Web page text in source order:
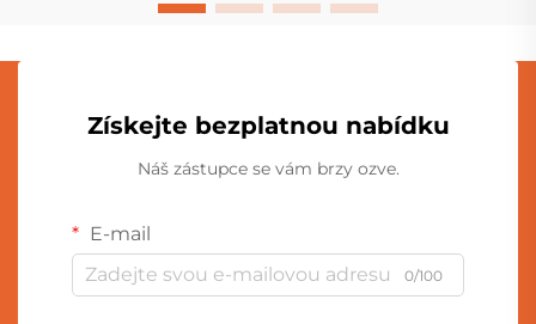
Získejte bezplatnou nabídku
Náš zástupce se vám brzy ozve.
E-mail
0/100